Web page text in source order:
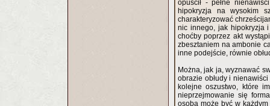
opuścił - pełne
hipokryzja na wysokim
charakteryzować
nic innego, jak hipokryzja
choćby poprzez akt
zbesztaniem na ambonie
inne podejście, równie
Można, jak ja, wyznawać
obrazie obłudy i
kolejne oszustwo, które
nieprzejmowanie się
osoba może być w